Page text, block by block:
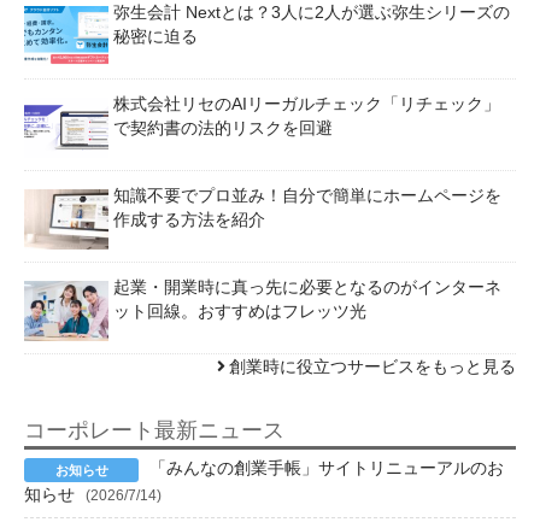
弥生会計 Nextとは？3人に2人が選ぶ弥生シリーズの
秘密に迫る
株式会社リセのAIリーガルチェック「リチェック」
で契約書の法的リスクを回避
知識不要でプロ並み！自分で簡単にホームページを
作成する方法を紹介
起業・開業時に真っ先に必要となるのがインターネ
ット回線。おすすめはフレッツ光
創業時に役立つサービスをもっと見る
コーポレート最新ニュース
「みんなの創業手帳」サイトリニューアルのお
知らせ
(2026/7/14)